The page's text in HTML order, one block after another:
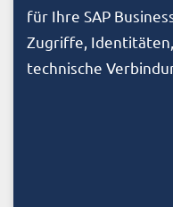
für Ihre SAP
Zugriffe,
technische